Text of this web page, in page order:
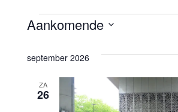
Aankomende
een
september 2026
ZA
26